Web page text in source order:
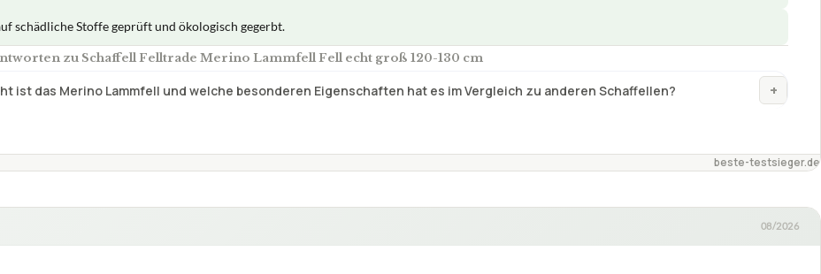
schädliche Stoffe geprüft und ökologisch gegerbt.
zu Schaffell Felltrade Merino Lammfell Fell echt groß 120-130 cm
ist das Merino Lammfell und welche besonderen Eigenschaften hat es im Vergleich zu anderen Schaffellen? +
beste-testsieger.de
08/2026